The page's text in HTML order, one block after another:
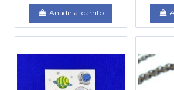
Añadir al carrito